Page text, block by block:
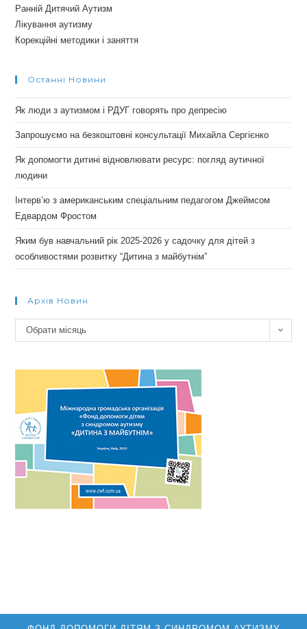
Ранній Дитячий Аутизм
Лікування аутизму
Корекційні методики і заняття
Останні Новини
Як люди з аутизмом і РДУГ говорять про депресію
Запрошуємо на безкоштовні консультації Михайла Сергієнко
Як допомогти дитині відновлювати ресурс: погляд аутичної
людини
Інтерв’ю з американським спеціальним педагогом Джеймсом
Едвардом Фростом
Яким був навчальний рік 2025-2026 у садочку для дітей з
особливостями розвитку “Дитина з майбутнім”
Архів Новин
Архів
новин
Обрати місяць